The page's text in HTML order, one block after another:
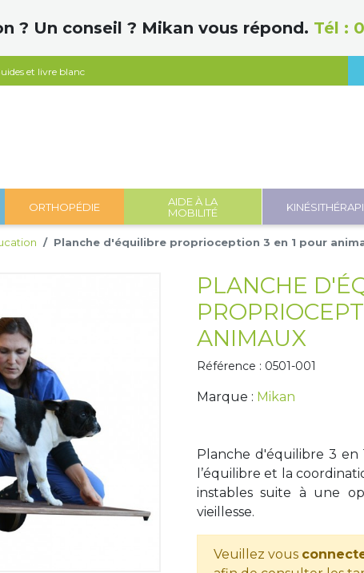
? Un conseil ? Mikan vous répond. Tél :
et livre blanc
ORTHOPÉDIE
AIDE À LA
MOBILITÉ
Planche d'équilibre proprioception 3 en 1 pour
PLANCHE
ANIMAUX
Référence : 0501-001
Marque : Mikan
Planche d'équilibre 3
l’équilibre et la
instables suite à une
vieillesse.
Veuillez vous